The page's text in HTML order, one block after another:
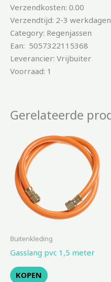
Verzendkosten: 0.00
Verzendtijd: 2-3 werkdagen
Category: Regenjassen
Ean: 5057322115368
Leverancier: Vrijbuiter
Voorraad: 1
Gerelateerde
Buitenkleding
Gasslang pvc 1,5 meter
KOPEN